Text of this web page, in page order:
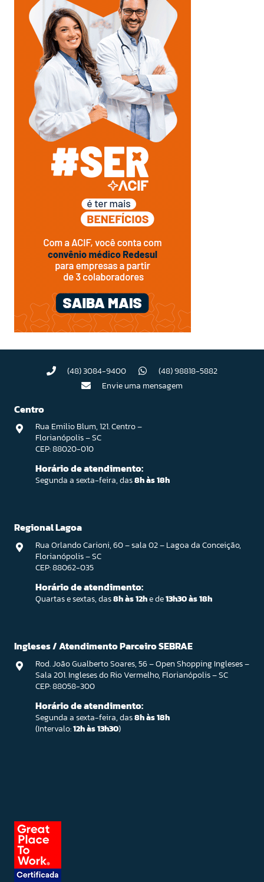
(48) 3084-9400
(48) 98818-5882
Envie uma mensagem
Centro
Rua Emilio Blum, 121. Centro –
Florianópolis – SC
CEP: 88020-010
Horário de atendimento:
Segunda a sexta-feira, das8h às 18h
Regional Lagoa
Rua Orlando Carioni, 60 – sala 02 – Lagoa da Conceição,
Florianópolis – SC
CEP: 88062-035
Horário de atendimento:
Quartas e sextas, das8h às 12he de13h30 às 18h
Ingleses / Atendimento Parceiro SEBRAE
Rod. João Gualberto Soares, 56 – Open Shopping Ingleses –
Sala 201. Ingleses do Rio Vermelho, Florianópolis – SC
CEP: 88058-300
Horário de atendimento:
Segunda a sexta-feira, das8h às 18h
(Intervalo:12h às 13h30)